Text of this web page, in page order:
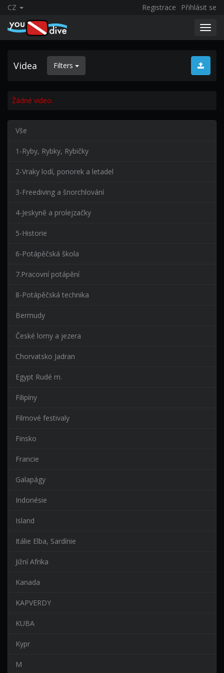
CZ Registrace Přihlásit se
Videa Filters
Žádné video.
Vše
1-Ryby, Rybky, Rybičky
2-Vraky lodí, ponorek a letadel
3-Freediving a šnorchlování
4-Jeskyně a prolejzačky
5-Historie
6-Potápěčská škola
7.Pracovní potápění
8-Potápěčská technika
Bermudy
České lomy a jezera
Chorvatsko Jadran
Egypt Rudé m.
Filipíny
Filmové festivaly
Finsko
Francie
Galapágy
Indonésie
Island
Itálie Elba, Sardínie
Jižní Afrika
Kanada
KAPVERDY
KUBA
Kypr
M